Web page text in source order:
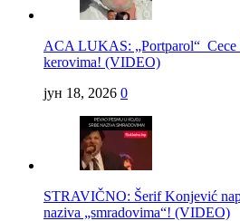
ACA LUKAS: „Portparol“ Cece
kerovima! (VIDEO)
јун 18, 2026 0
STRAVIČNO: Šerif Konjević
naziva „smradovima“! (VIDEO)